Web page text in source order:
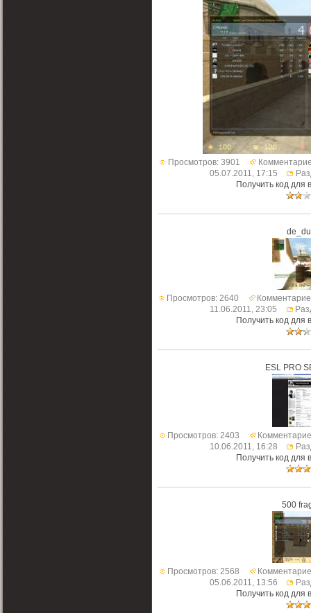
Просмотров: 3901
05.07.2011, 17:15
Получить код для
Просмотров: 2640
11.06.2011, 23:05
Получить код для
ESL PRO
Просмотров: 2403
10.06.2011, 16:28
Получить код для
500
Просмотров: 2568
05.06.2011, 13:56
Получить код для